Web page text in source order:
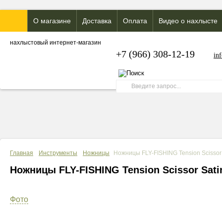
О магазине Доставка Оплата Видео о нахлысте
нахлыстовый интернет-магазин
+7 (966) 308-12-19
Главная Инструменты Ножницы Ножницы FLY-FISHING Tension
Ножницы FLY-FISHING Tension Scissor
Фото